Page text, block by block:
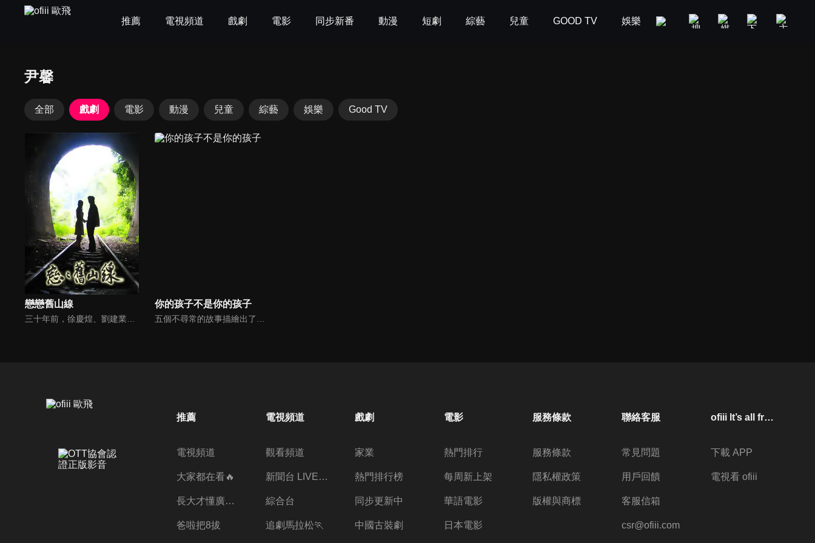
推薦 電視頻道 戲劇 電影 同步新番 動漫 短劇 綜藝 兒童 GOOD TV 娛樂 美食旅遊 新聞政論
尹馨
全部 戲劇 電影 動漫 兒童 綜藝 娛樂 Good TV
戀戀舊山線 你的孩子不是你的孩子
推薦
電視頻道
大家都在看🔥
長大才懂廣志的偉大
爸啦把8拔
電視頻道
觀看頻道
新聞台 LIVE 直播
綜合台
追劇馬拉松🏃
戲劇
家業
熱門排行榜
同步更新中
中國古裝劇
電影
熱門排行
每周新上架
華語電影
日本電影
服務條款
服務條款
隱私權政策
版權與商標
聯絡客服
常見問題
用戶回饋
客服信箱
csr@ofiii.com
ofiii lt’s all free
下載 APP
電視看 ofiii